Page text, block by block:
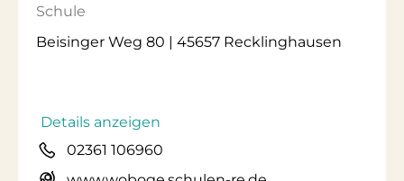
Schule
Beisinger Weg 80 | 45657 Recklinghausen
Details anzeigen
02361 106960